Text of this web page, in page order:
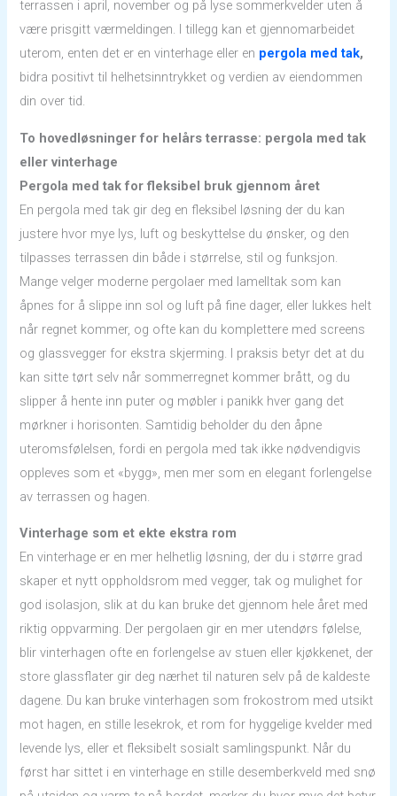
terrassen i april, november og på lyse sommerkvelder uten å
være prisgitt værmeldingen. I tillegg kan et gjennomarbeidet
uterom, enten det er en vinterhage eller en pergola med tak,
bidra positivt til helhetsinntrykket og verdien av eiendommen
din over tid.
To hovedløsninger for helårs terrasse: pergola med tak
eller vinterhage
Pergola med tak for fleksibel bruk gjennom året
En pergola med tak gir deg en fleksibel løsning der du kan
justere hvor mye lys, luft og beskyttelse du ønsker, og den
tilpasses terrassen din både i størrelse, stil og funksjon.
Mange velger moderne pergolaer med lamelltak som kan
åpnes for å slippe inn sol og luft på fine dager, eller lukkes helt
når regnet kommer, og ofte kan du komplettere med screens
og glassvegger for ekstra skjerming. I praksis betyr det at du
kan sitte tørt selv når sommerregnet kommer brått, og du
slipper å hente inn puter og møbler i panikk hver gang det
mørkner i horisonten. Samtidig beholder du den åpne
uteromsfølelsen, fordi en pergola med tak ikke nødvendigvis
oppleves som et «bygg», men mer som en elegant forlengelse
av terrassen og hagen.
Vinterhage som et ekte ekstra rom
En vinterhage er en mer helhetlig løsning, der du i større grad
skaper et nytt oppholdsrom med vegger, tak og mulighet for
god isolasjon, slik at du kan bruke det gjennom hele året med
riktig oppvarming. Der pergolaen gir en mer utendørs følelse,
blir vinterhagen ofte en forlengelse av stuen eller kjøkkenet, der
store glassflater gir deg nærhet til naturen selv på de kaldeste
dagene. Du kan bruke vinterhagen som frokostrom med utsikt
mot hagen, en stille lesekrok, et rom for hyggelige kvelder med
levende lys, eller et fleksibelt sosialt samlingspunkt. Når du
først har sittet i en vinterhage en stille desemberkveld med snø